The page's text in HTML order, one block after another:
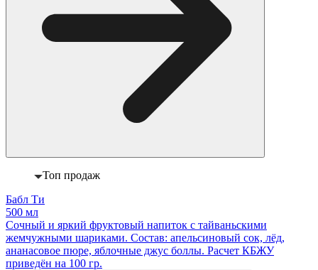
Топ продаж
Бабл Ти
500 мл
Сочный и яркий фруктовый напиток с тайваньскими
жемчужными шариками. Состав: апельсиновый сок, лёд,
ананасовое пюре, яблочные джус боллы. Расчет КБЖУ
приведён на 100 гр.